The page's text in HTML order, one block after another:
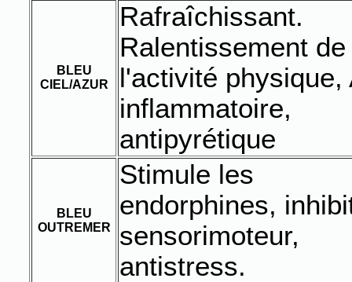
BLEU
CIEL/AZUR
Rafraîchissant.
Ralentissement de
l'activité physique,
inflammatoire,
antipyrétique
BLEU
OUTREMER
Stimule les
endorphines,
sensorimoteur,
antistress.